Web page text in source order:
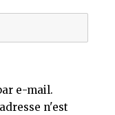
e-mail.
n'est